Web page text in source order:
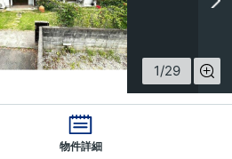
1/29
物件詳細